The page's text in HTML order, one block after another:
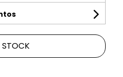
STOCK